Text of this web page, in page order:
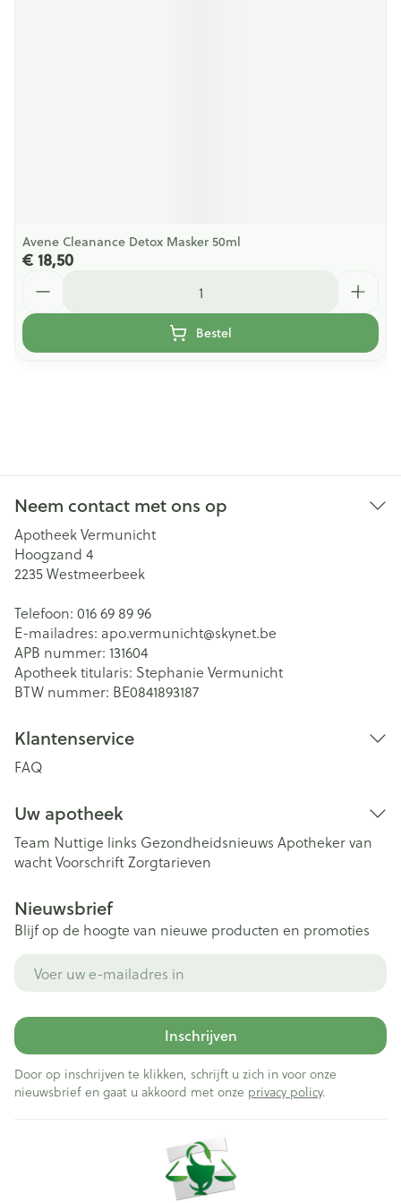
Avene Cleanance Detox Masker 50ml
€ 18,50
Bestel
Neem contact met ons op
Apotheek Vermunicht
Hoogzand 4
2235Westmeerbeek
Telefoon: 016 69 89 96
E-mailadres: apo.vermunicht@skynet.be
APB nummer: 131604
Apotheek titularis: Stephanie Vermunicht
BTW nummer: BE0841893187
Klantenservice
FAQ
Uw apotheek
Team Nuttige links Gezondheidsnieuws Apotheker van
wachtVoorschriftZorgtarieven
Nieuwsbrief
Blijf op de hoogte van nieuwe producten en promoties
Inschrijven
Door op inschrijven te klikken, schrijft u zich in voor onze
nieuwsbrief en gaat u akkoord met onze privacy policy.